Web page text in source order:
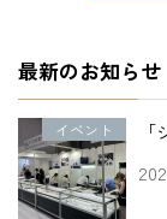
最新のお知らせ
イベント